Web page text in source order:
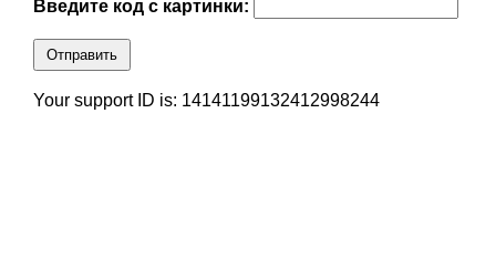
Введите код с картинки:
Отправить
Your support ID is: 14141199132412998244